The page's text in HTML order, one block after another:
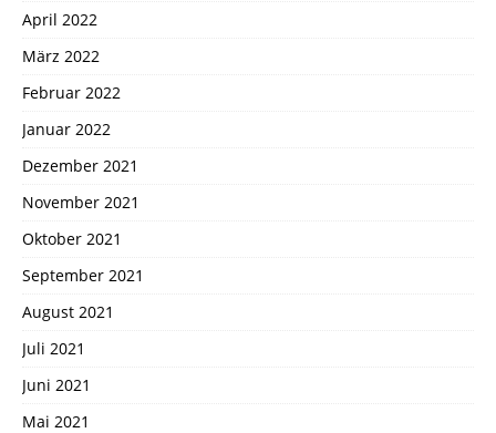
April 2022
März 2022
Februar 2022
Januar 2022
Dezember 2021
November 2021
Oktober 2021
September 2021
August 2021
Juli 2021
Juni 2021
Mai 2021